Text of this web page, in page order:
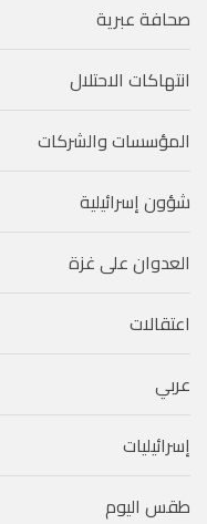
صحافة عبرية
انتهاكات الاحتلال
المؤسسات والشركات
شؤون إسرائيلية
العدوان على غزة
اعتقالات
عربي
إسرائيليات
طقس اليوم